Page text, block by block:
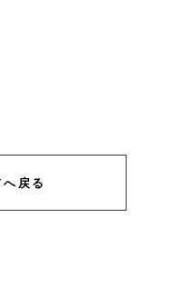
へ戻る